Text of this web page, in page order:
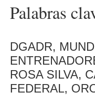
Palabras
DGADR,
ROSA SILVA,
FEDERAL,